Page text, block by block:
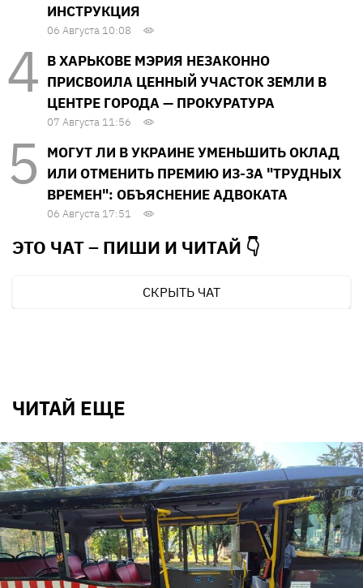
ИНСТРУКЦИЯ
06 Августа 10:08
В ХАРЬКОВЕ МЭРИЯ НЕЗАКОННО
ПРИСВОИЛА ЦЕННЫЙ УЧАСТОК ЗЕМЛИ В
ЦЕНТРЕ ГОРОДА — ПРОКУРАТУРА
07 Августа 11:56
МОГУТ ЛИ В УКРАИНЕ УМЕНЬШИТЬ ОКЛАД
ИЛИ ОТМЕНИТЬ ПРЕМИЮ ИЗ-ЗА "ТРУДНЫХ
ВРЕМЕН": ОБЪЯСНЕНИЕ АДВОКАТА
06 Августа 17:51
ЭТО ЧАТ – ПИШИ И ЧИТАЙ 👇
СКРЫТЬ ЧАТ
ЧИТАЙ ЕЩЕ